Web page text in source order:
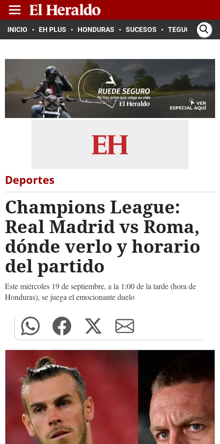
INICIO EH PLUS HONDURAS SUCESOS TEGUCIGALPA
Deportes
Champions League:
Real Madrid vs Roma,
dónde verlo y horario
del partido
Este miércoles 19 de septiembre, a la 1:00 de la tarde (hora de
Honduras), se juega el emocionante duelo